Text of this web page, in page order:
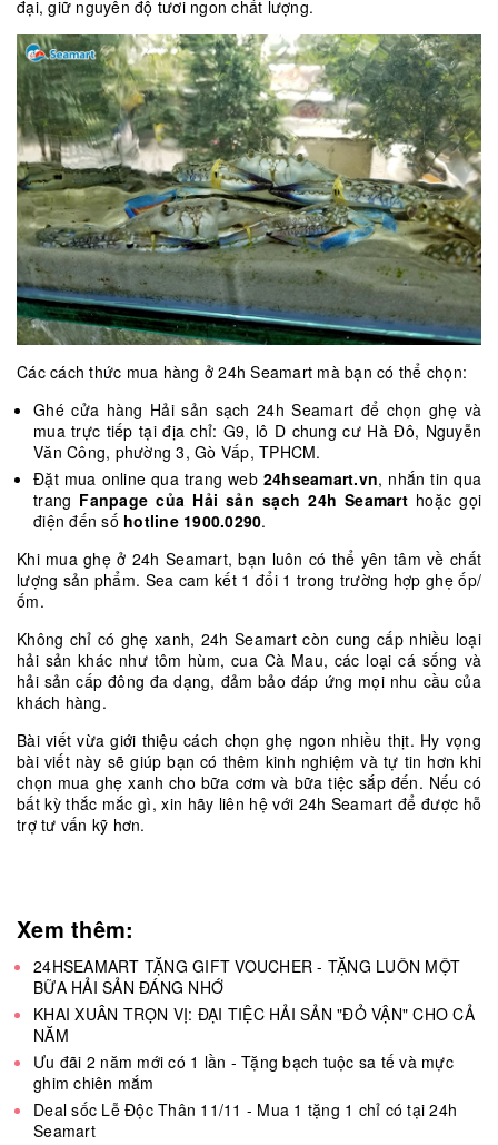
đại, giữ nguyên độ tươi ngon chất lượng.
Các cách thức mua hàng ở 24h Seamart mà bạn có thể chọn:
Ghé cửa hàng Hải sản sạch 24h Seamart để chọn ghẹ và
mua trực tiếp tại địa chỉ: G9, lô D chung cư Hà Đô, Nguyễn
Văn Công, phường 3, Gò Vấp, TPHCM.
Đặt mua online qua trang web 24hseamart.vn, nhắn tin qua
trang Fanpage của Hải sản sạch 24h Seamart hoặc gọi
điện đến số hotline 1900.0290.
Khi mua ghẹ ở 24h Seamart, bạn luôn có thể yên tâm về chất
lượng sản phẩm. Sea cam kết 1 đổi 1 trong trường hợp ghẹ ốp/
ốm.
Không chỉ có ghẹ xanh, 24h Seamart còn cung cấp nhiều loại
hải sản khác như tôm hùm, cua Cà Mau, các loại cá sống và
hải sản cấp đông đa dạng, đảm bảo đáp ứng mọi nhu cầu của
khách hàng.
Bài viết vừa giới thiệu cách chọn ghẹ ngon nhiều thịt. Hy vọng
bài viết này sẽ giúp bạn có thêm kinh nghiệm và tự tin hơn khi
chọn mua ghẹ xanh cho bữa cơm và bữa tiệc sắp đến. Nếu có
bất kỳ thắc mắc gì, xin hãy liên hệ với 24h Seamart để được hỗ
trợ tư vấn kỹ hơn.
Xem thêm:
24HSEAMART TẶNG GIFT VOUCHER - TẶNG LUÔN MỘT
BỮA HẢI SẢN ĐÁNG NHỚ
KHAI XUÂN TRỌN VỊ: ĐẠI TIỆC HẢI SẢN "ĐỎ VẬN" CHO CẢ
NĂM
Ưu đãi 2 năm mới có 1 lần - Tặng bạch tuộc sa tế và mực
ghim chiên mắm
Deal sốc Lễ Độc Thân 11/11 - Mua 1 tặng 1 chỉ có tại 24h
Seamart